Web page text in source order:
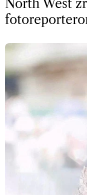
North West